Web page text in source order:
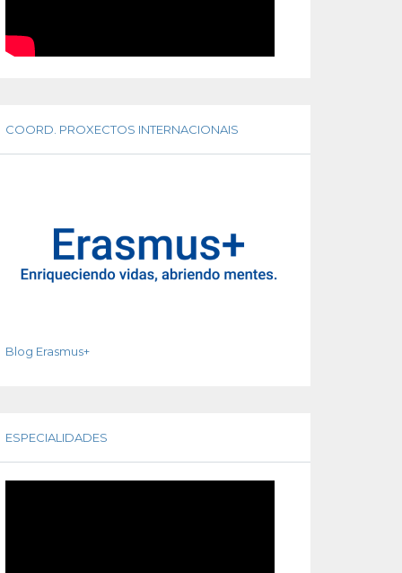
COORD. PROXECTOS INTERNACIONAIS
Blog Erasmus+
ESPECIALIDADES